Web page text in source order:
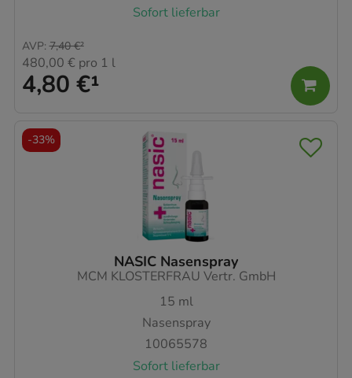
Sofort lieferbar
4,80 €¹
AVP: 7,40 €²
480,00 € pro 1 l
NASIC Nasenspray
MCM KLOSTERFRAU Vertr. GmbH
15 ml
Nasenspray
10065578
Sofort lieferbar
-33%